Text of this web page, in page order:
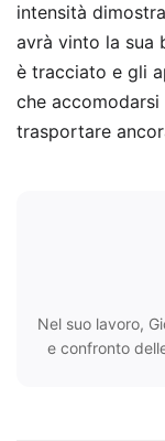
intensità
avrà vinto la sua
è tracciato e gli
che accomodarsi
trasportare
Nel suo lavoro,
e confronto